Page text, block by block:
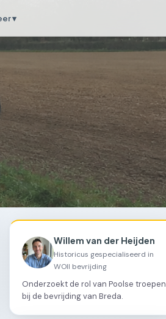
▾
Willem van der Heijden
Historicus gespecialiseerd in
WOII bevrijding
Onderzoekt de rol van Poolse troepen
bij de bevrijding van Breda.